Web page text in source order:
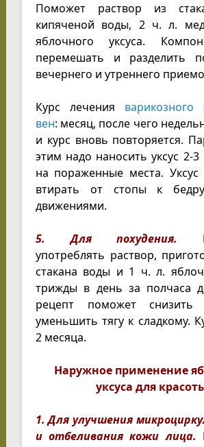
Поможет раствор из
кипяченой воды, 2 ч. л.
яблочного уксуса.
перемешать и разделить
вечернего и утреннего
Курс лечения варикозного
вен: месяц, после чего
и курс вновь повторяется.
этим надо наносить уксус 2-3
на пораженные места. Уксус
втирать от стопы к
движениями.
5. Для похудения.
употреблять раствор,
стакана воды и 1 ч. л.
трижды в день за полчаса
рецепт поможет
уменьшить тягу к сладкому.
2 месяца.
Наружное применение
уксуса для
1. Для улучшения
и отбеливания кожи лица.